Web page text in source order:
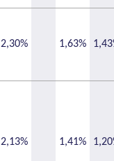
2,30% 1,63%
2,13% 1,41%